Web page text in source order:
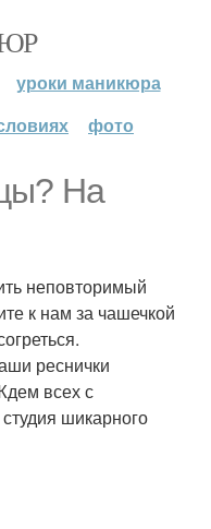
уроки маникюра
фото
На
неповторимый
к нам за чашечкой
реснички
всех с
шикарного